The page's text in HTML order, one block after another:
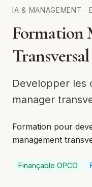
IA & MANAGEMENT ·
Formation
Transversal
Developper les
manager
Formation pour
management
Finançable OPCO